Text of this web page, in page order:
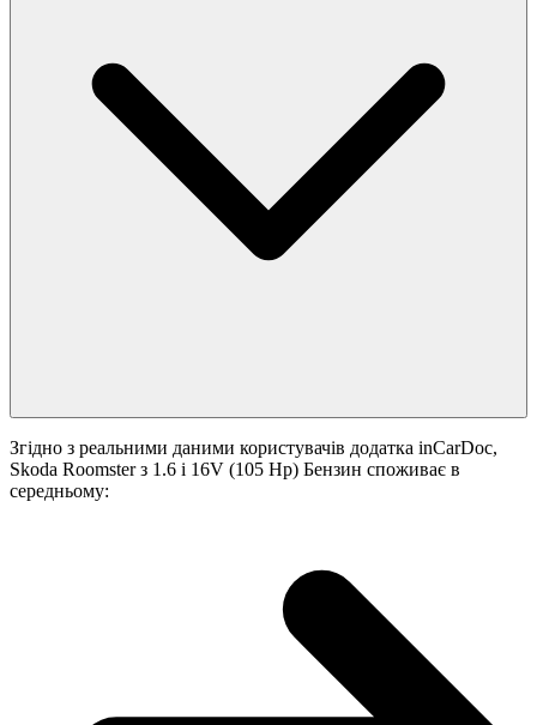
Згідно з реальними даними користувачів додатка inCarDoc,
Skoda Roomster з 1.6 i 16V (105 Hp) Бензин споживає в
середньому: